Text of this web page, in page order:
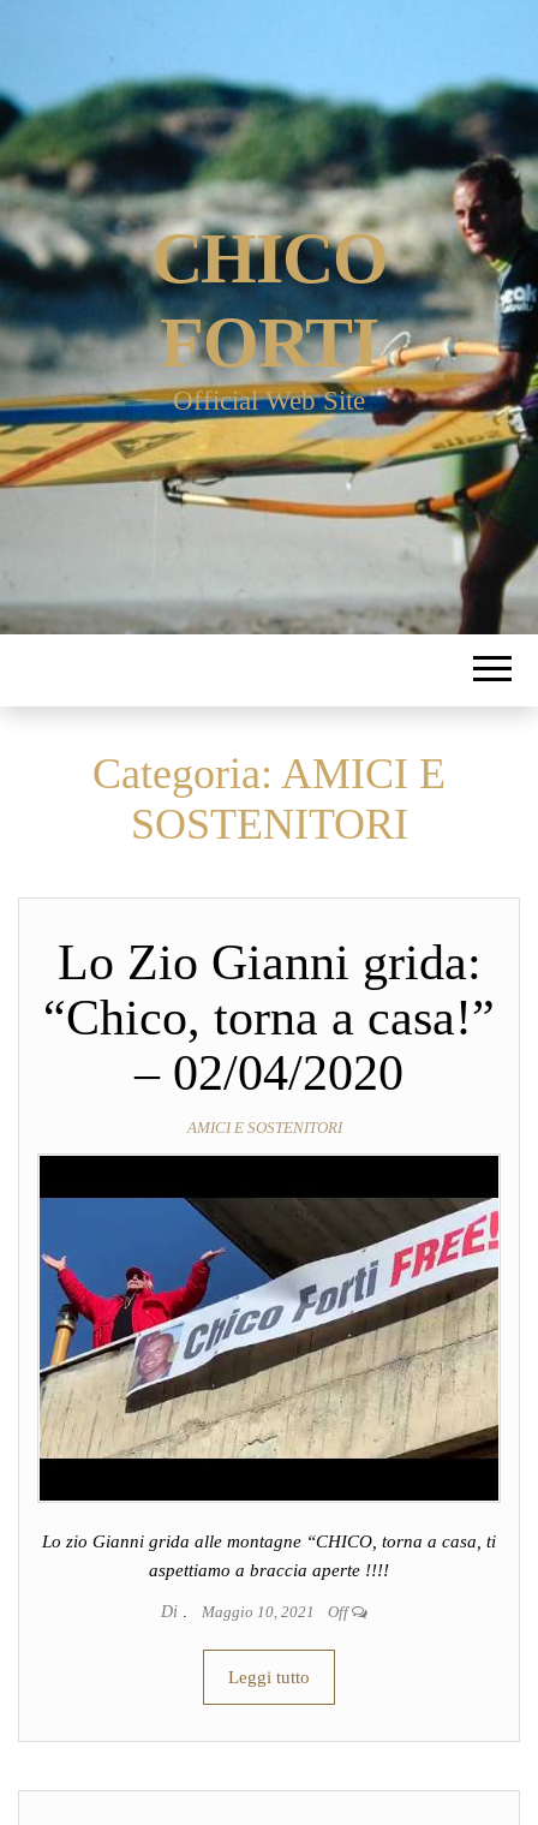
CHICO
FORTI
Official Web Site
Categoria: AMICI E
SOSTENITORI
Lo Zio Gianni grida:
“Chico, torna a casa!”
– 02/04/2020
AMICI E SOSTENITORI
Lo zio Gianni grida alle montagne “CHICO, torna a casa, ti
aspettiamo a braccia aperte !!!!
Di Maggio 10, 2021 Off
Leggi tutto